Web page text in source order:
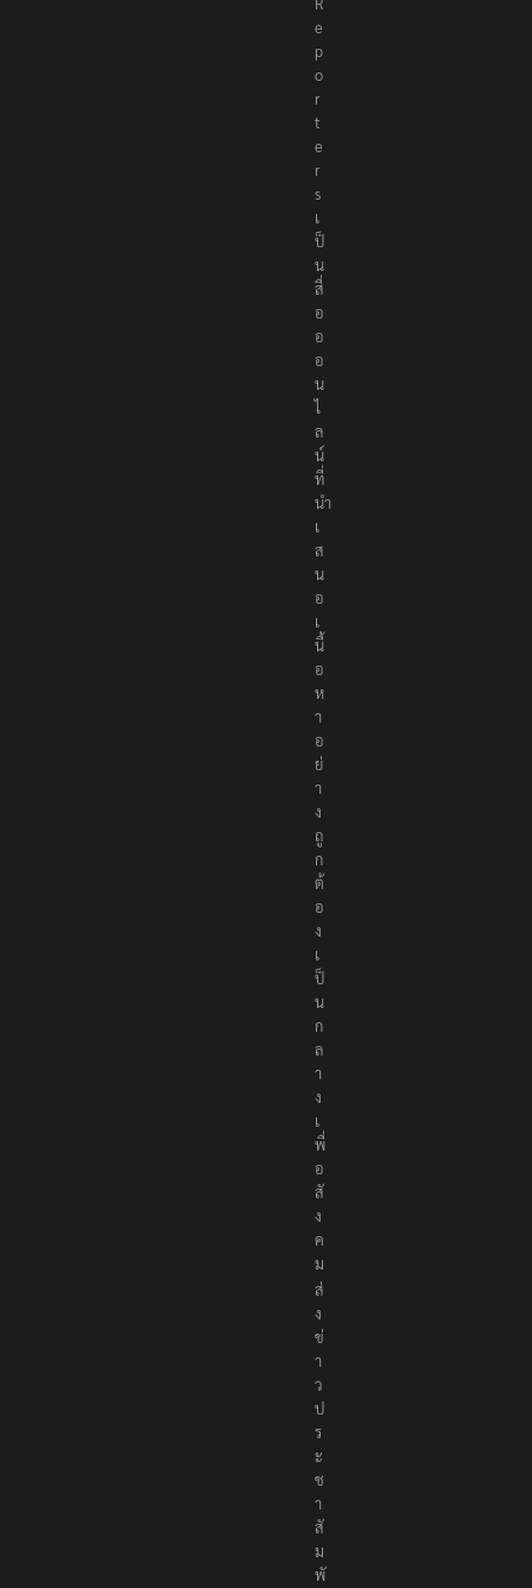
‘นายพลบีทู’ ผู้นำทหารคะเรนนี KNPP ลั่นสู้รบ ครั้งนี้
เป็นครั้งสุดท้าย ที่ประชาชนต้องชนะ
T
h
e
R
e
p
o
r
t
e
r
s
เ
ป็
น
สื่
อ
อ
อ
น
ไ
ล
น์
ที่
นำ
เ
ส
น
อ
เ
นื้
อ
ห
า
อ
ย่
า
ง
ถู
ก
ต้
อ
ง
เ
ป็
น
ก
ล